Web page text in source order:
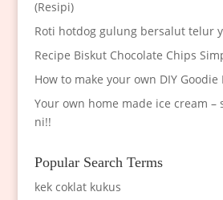
(Resipi)
Roti hotdog gulung bersalut telur
Recipe Biskut Chocolate Chips
How to make your own DIY Goodie
Your own home made ice cream –
ni!!
Popular Search Terms
kek coklat kukus